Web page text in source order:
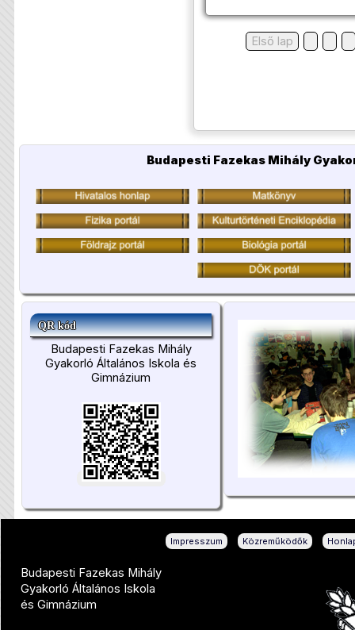
Első lap
Budapesti Fazekas Mihály
QR kód
Budapesti Fazekas Mihály
Gyakorló Általános Iskola és
Gimnázium
Impresszum Közreműködők
Budapesti Fazekas Mihály
Gyakorló Általános Iskola
és Gimnázium